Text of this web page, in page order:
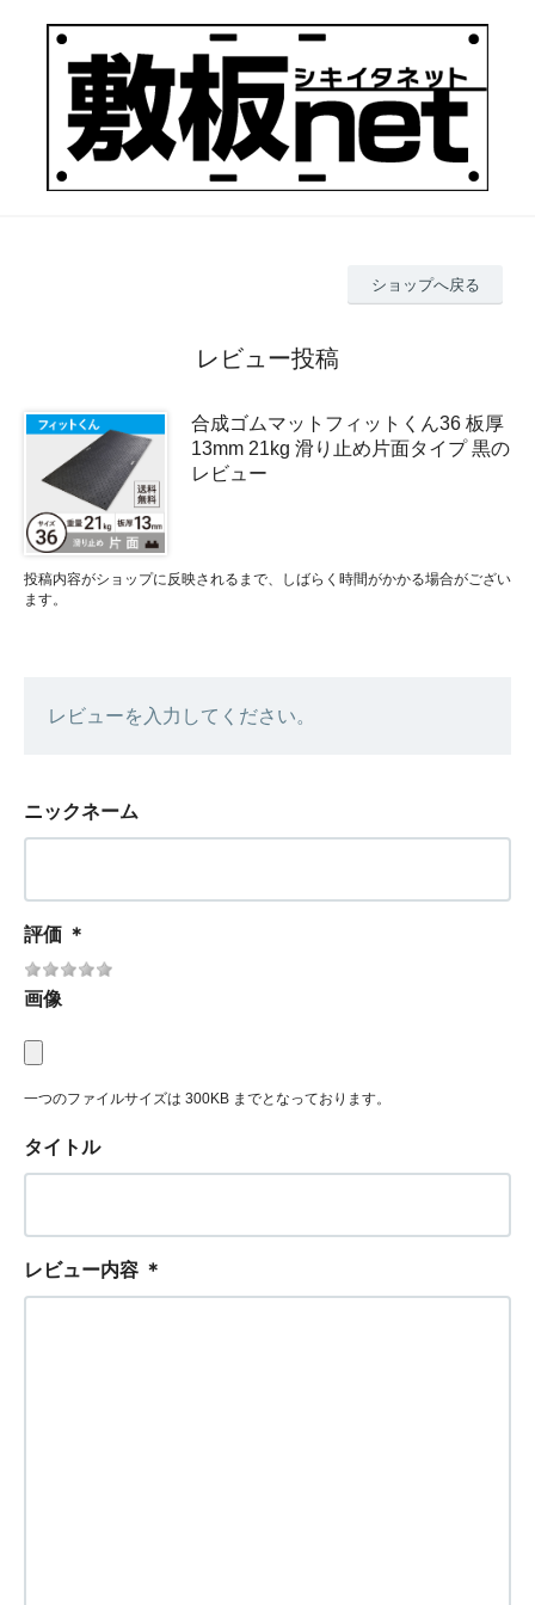
ショップへ戻る
レビュー投稿
合成ゴムマットフィットくん36 板厚
13mm 21kg 滑り止め片面タイプ 黒の
レビュー
投稿内容がショップに反映されるまで、しばらく時間がかかる場合がござい
ます。
レビューを入力してください。
ニックネーム
評価 ＊
画像
一つのファイルサイズは 300KB までとなっております。
タイトル
レビュー内容 ＊